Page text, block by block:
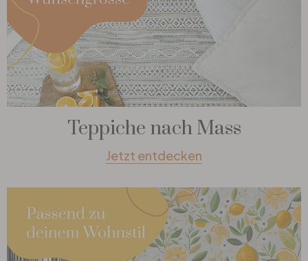
Teppiche nach Mass
Jetzt entdecken